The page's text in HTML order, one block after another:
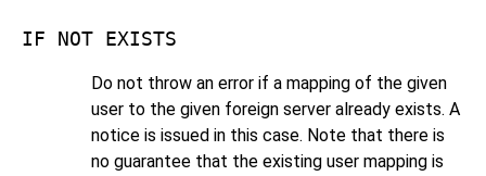
IF NOT EXISTS
Do not throw an error if a mapping of the given
user to the given foreign server already exists. A
notice is issued in this case. Note that there is
no guarantee that the existing user mapping is